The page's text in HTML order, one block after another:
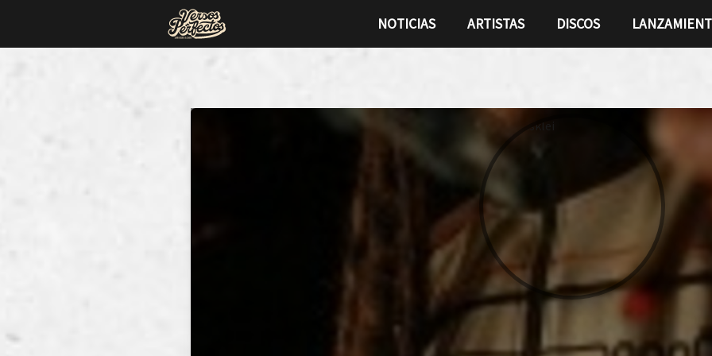
NOTICIAS ARTISTAS DISCOS